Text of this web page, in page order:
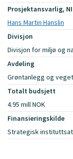
Prosjektansvarlig,
Hans Martin Hanslin
Divisjon
Divisjon for miljø og
Avdeling
Grøntanlegg og
Totalt budsjett
4.95 mill NOK
Finansieringskilde
Strategisk